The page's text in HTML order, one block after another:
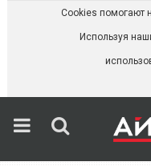
Cookies помогают
Используя